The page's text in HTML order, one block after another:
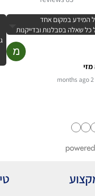
המידע במקום אחד
שאלה בסבלנות ובדייקנות
מזי
2 months ago
●
●